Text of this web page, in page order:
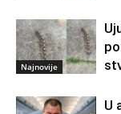
Najnovije
U